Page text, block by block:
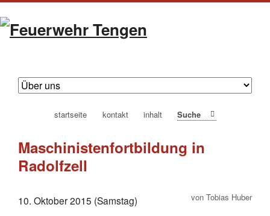
navigation
startseite kontakt inhalt
Maschinistenfortbildung in
Radolfzell
10. Oktober 2015 (Samstag) von Tobias Huber